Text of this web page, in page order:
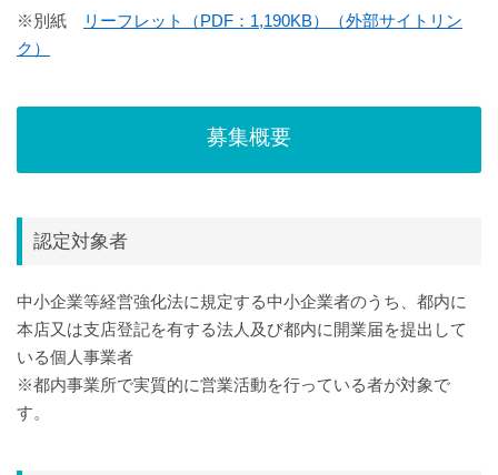
※別紙
リーフレット（PDF：1,190KB）（外部サイトリン
ク）
募集概要
認定対象者
中小企業等経営強化法に規定する中小企業者のうち、 都内に
本店又は支店登記を有する法人及び都内に開業届を提出して
いる個人事業者
※都内事業所で実質的に営業活動を行っている者が対象で
す。